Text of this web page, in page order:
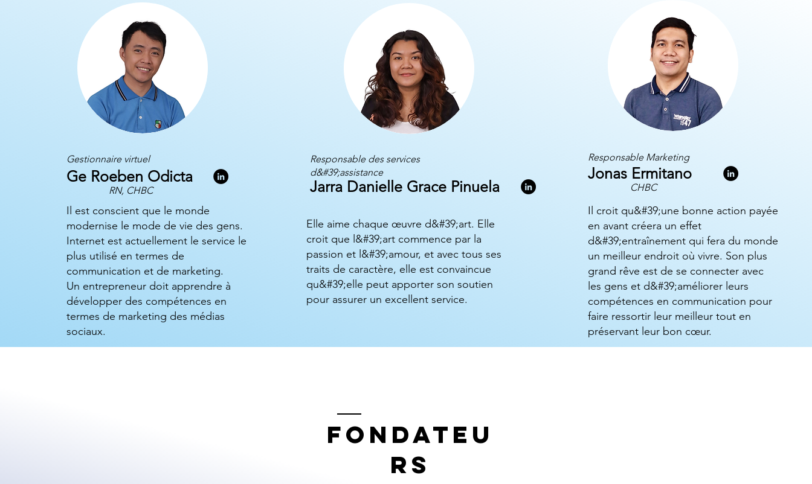
Gestionnaire virtuel
Ge Roeben Odicta
Il est conscient que le monde
modernise le mode de vie des gens.
Internet est actuellement le service le
plus utilisé en termes de
communication et de marketing.
Un entrepreneur doit apprendre à
développer des compétences en
termes de marketing des médias
sociaux.
RN, CHBC
Responsable des services
d&#39;assistance
Jarra Danielle Grace Pinuela
Elle aime chaque œuvre d&#39;art. Elle
croit que l&#39;art commence par la
passion et l&#39;amour, et avec tous ses
traits de caractère, elle est convaincue
qu&#39;elle peut apporter son soutien
pour assurer un excellent service.
Responsable Marketing
Jonas Ermitano
Il croit qu&#39;une bonne action payée
en avant créera un effet
d&#39;entraînement qui fera du monde
un meilleur endroit où vivre. Son plus
grand rêve est de se connecter avec
les gens et d&#39;améliorer leurs
compétences en communication pour
faire ressortir leur meilleur tout en
préservant leur bon cœur.
CHBC
fondateu
rs